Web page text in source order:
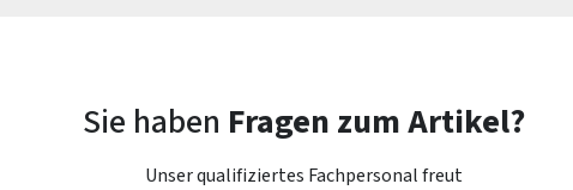
Sie haben Fragen zum Artikel?
Unser qualifiziertes Fachpersonal freut